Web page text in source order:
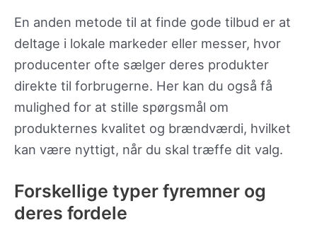
En anden metode til at finde gode tilbud er at
deltage i lokale markeder eller messer, hvor
producenter ofte sælger deres produkter
direkte til forbrugerne. Her kan du også få
mulighed for at stille spørgsmål om
produkternes kvalitet og brændværdi, hvilket
kan være nyttigt, når du skal træffe dit valg.
Forskellige typer fyremner og
deres fordele